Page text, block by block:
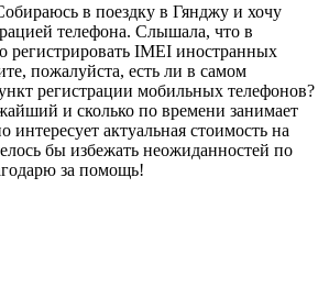
в поездку в Гянджу и хочу
телефона. Слышала, что в
регистрировать IMEI иностранных
пожалуйста, есть ли в самом
регистрации мобильных телефонов?
и сколько по времени занимает
интересует актуальная стоимость на
бы избежать неожиданностей по
за помощь!